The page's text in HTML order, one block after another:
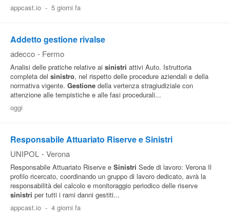
appcast.io - 5 giorni fa
Addetto gestione rivalse
adecco - Fermo
Analisi delle pratiche relative ai sinistri attivi Auto. Istruttoria
completa del sinistro, nel rispetto delle procedure aziendali e della
normativa vigente. Gestione della vertenza stragiudiziale con
attenzione alle tempistiche e alle fasi procedurali...
oggi
Responsabile Attuariato Riserve e Sinistri
UNIPOL - Verona
Responsabile Attuariato Riserve e Sinistri Sede di lavoro: Verona Il
profilo ricercato, coordinando un gruppo di lavoro dedicato, avrà la
responsabilità del calcolo e monitoraggio periodico delle riserve
sinistri per tutti i rami danni gestiti...
appcast.io - 4 giorni fa